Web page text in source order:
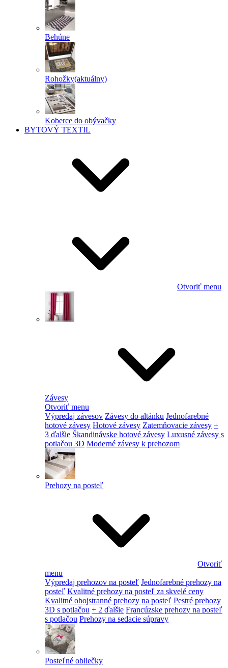
Behúne
Rohožky(aktuálny)
Koberce do obývačky
BYTOVÝ TEXTIL
Otvoriť menu
Závesy
Otvoriť menu
Výpredaj závesov Závesy do altánku Jednofarebné
hotové závesy Hotové závesy Zatemňovacie závesy +
3 ďalšie Škandinávske hotové závesy Luxusné závesy s
potlačou 3D Moderné závesy k prehozom
Prehozy na posteľ
Otvoriť
menu
Výpredaj prehozov na posteľ Jednofarebné prehozy na
posteľ Kvalitné prehozy na posteľ za skvelé ceny
Kvalitné obojstranné prehozy na posteľ Pestré prehozy
3D s potlačou + 2 ďalšie Francúzske prehozy na posteľ
s potlačou Prehozy na sedacie súpravy
Posteľné obliečky